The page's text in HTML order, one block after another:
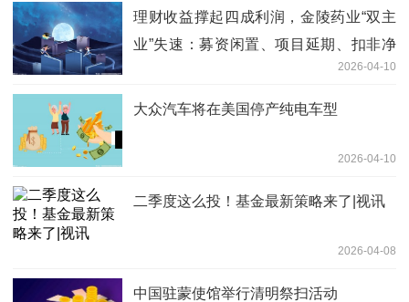
理财收益撑起四成利润，金陵药业“双主
业”失速：募资闲置、项目延期、扣非净
2026-04-10
大众汽车将在美国停产纯电车型
2026-04-10
二季度这么投！基金最新策略来了|视讯
2026-04-08
中国驻蒙使馆举行清明祭扫活动